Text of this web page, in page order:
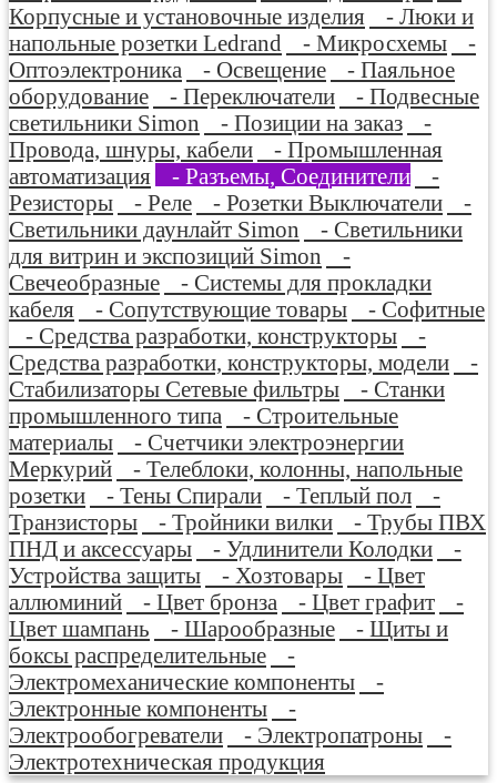
Корпусные и установочные изделия
- Люки и
напольные розетки Ledrand
- Микросхемы
-
Оптоэлектроника
- Освещение
- Паяльное
оборудование
- Переключатели
- Подвесные
светильники Simon
- Позиции на заказ
-
Провода, шнуры, кабели
- Промышленная
автоматизация
- Разъемы, Соединители
-
Резисторы
- Реле - Розетки Выключатели
-
Светильники даунлайт Simon
- Светильники
для витрин и экспозиций Simon
-
Свечеобразные
- Системы для прокладки
кабеля
- Сопутствующие товары
- Софитные
- Средства разработки, конструкторы
-
Средства разработки, конструкторы, модели
-
Стабилизаторы Сетевые фильтры
- Станки
промышленного типа
- Строительные
материалы
- Счетчики электроэнергии
Меркурий
- Телеблоки, колонны, напольные
розетки
- Тены Спирали - Теплый пол
-
Транзисторы
- Тройники вилки
- Трубы ПВХ
ПНД и аксессуары
- Удлинители Колодки
-
Устройства защиты
- Хозтовары
- Цвет
аллюминий
- Цвет бронза - Цвет графит
-
Цвет шампань
- Шарообразные
- Щиты и
боксы распределительные
-
Электромеханические компоненты
-
Электронные компоненты
-
Электрообогреватели
- Электропатроны
-
Электротехническая продукция